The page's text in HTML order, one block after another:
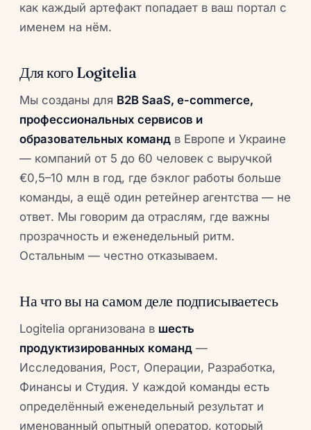
как каждый артефакт попадает в ваш портал с
именем на нём.
Для кого Logitelia
Мы созданы для B2B SaaS, e-commerce,
профессиональных сервисов и
образовательных команд в Европе и Украине
— компаний от 5 до 60 человек с выручкой
€0,5–10 млн в год, где бэклог работы больше
команды, а ещё один ретейнер агентства — не
ответ. Мы говорим да отраслям, где важны
прозрачность и еженедельный ритм.
Остальным — честно отказываем.
На что вы на самом деле подписываетесь
Logitelia организована в шесть
продуктизированных команд —
Исследования, Рост, Операции, Разработка,
Финансы и Студия. У каждой команды есть
определённый еженедельный результат и
именованный опытный оператор, который